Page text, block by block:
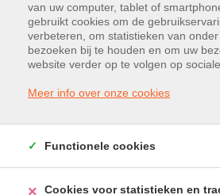
Industrieweg 1154,
Stad
Vraagprijs: €
van uw computer, tablet of
gebruikt cookies om de
verbeteren, om statistieken van
bezoeken bij te houden en om uw
website verder op te volgen op
Meer info over onze cookies
Functionele cookies
Cookies voor statistieken en